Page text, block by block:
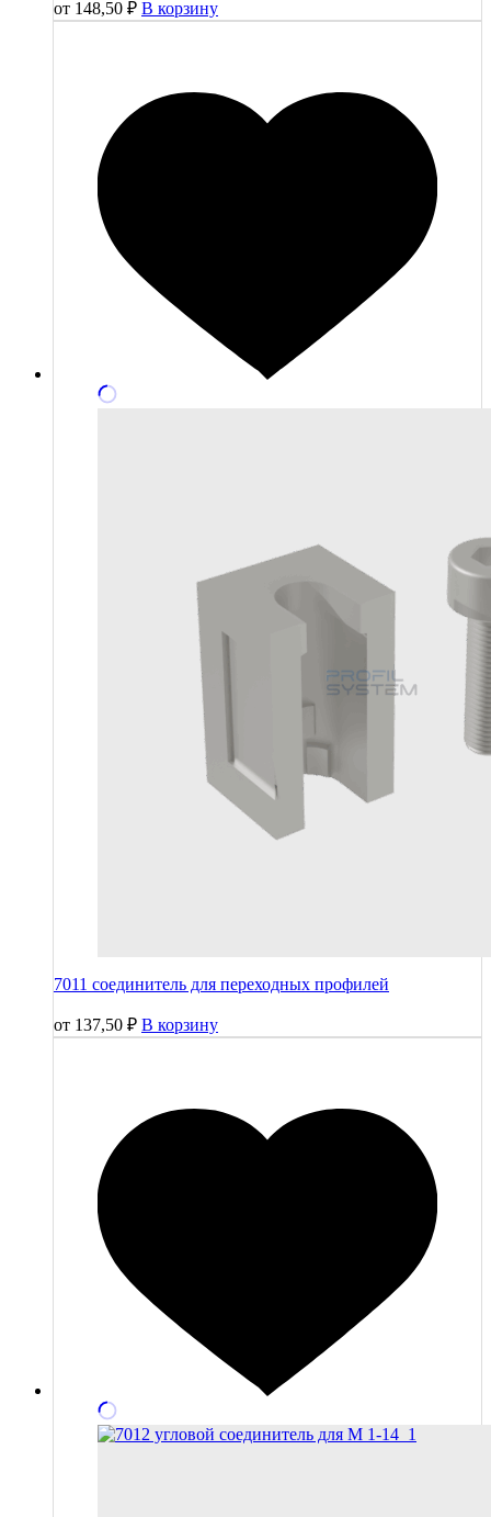
от 148,50 ₽ В корзину
7011 соединитель для переходных профилей
от 137,50 ₽ В корзину